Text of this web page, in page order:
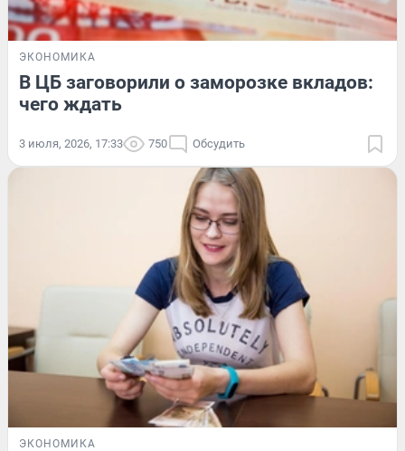
ЭКОНОМИКА
В ЦБ заговорили о заморозке вкладов:
чего ждать
3 июля, 2026, 17:33 750 Обсудить
ЭКОНОМИКА